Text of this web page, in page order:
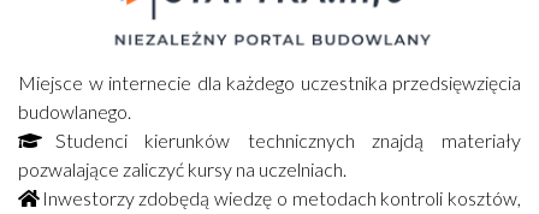
Miejsce w internecie dla każdego uczestnika przedsięwzięcia
budowlanego.
Studenci kierunków technicznych znajdą materiały
pozwalające zaliczyć kursy na uczelniach.
Inwestorzy zdobędą wiedzę o metodach kontroli kosztów,